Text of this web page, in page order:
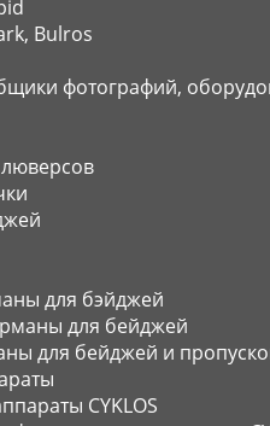
Bulros
фотографий,
для бэйджей
для бейджей
для бейджей и
CYKLOS